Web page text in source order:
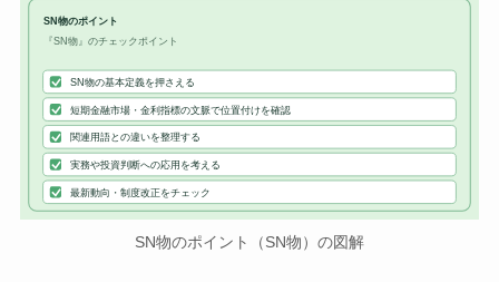
SN物のポイント
『SN物』のチェックポイント
SN物の基本定義を押さえる
短期金融市場・金利指標の文脈で位置付けを確認
関連用語との違いを整理する
実務や投資判断への応用を考える
最新動向・制度改正をチェック
SN物のポイント（SN物）の図解